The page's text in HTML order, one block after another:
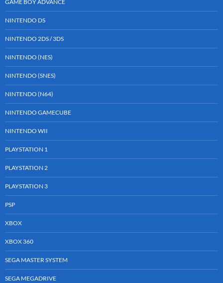
GAME BOY ADVANCE
NINTENDO DS
NINTENDO 2DS / 3DS
NINTENDO (NES)
NINTENDO (SNES)
NINTENDO (N64)
NINTENDO GAMECUBE
NINTENDO WII
PLAYSTATION 1
PLAYSTATION 2
PLAYSTATION 3
PSP
XBOX
XBOX 360
SEGA MASTER SYSTEM
SEGA MEGADRIVE